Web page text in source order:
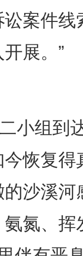
案件
展。”
组到
恢复
沙溪
氮、